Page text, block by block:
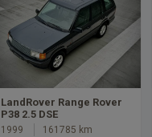
LandRover Range Rover
P38 2.5 DSE
1999 161785 km